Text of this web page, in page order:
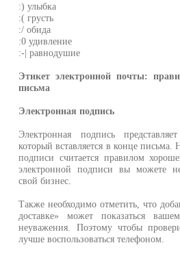
:) улыбка
:( грусть
:/ обида
:0 удивление
:-| равнодушие
Этикет электронной почты:
письма
Электронная подпись
Электронная подпись
который вставляется в конце
подписи считается правилом
электронной подписи вы можете
свой бизнес.
Также необходимо отметить, что
доставке» может показаться
неуважения. Поэтому чтобы
лучше воспользоваться телефоном.